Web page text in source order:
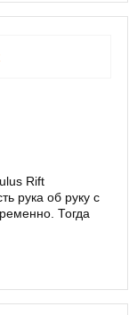
Rift
рука об руку с
Тогда